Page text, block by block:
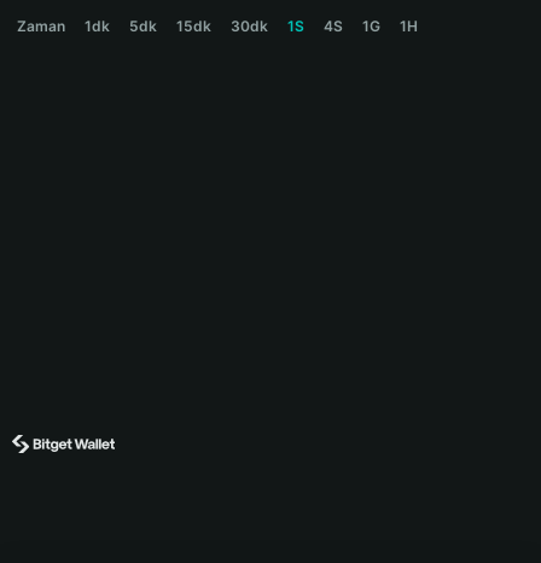
Español (Argentina)
Zaman 1dk 5dk 15dk 30dk 1S 4S 1G 1H